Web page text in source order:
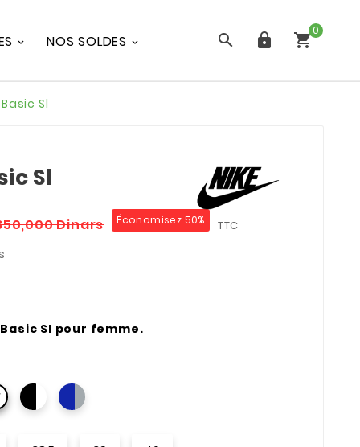
NOS SOLDES   
0
Sl
Sl
Dinars Économisez 50% TTC
Sl pour femme.